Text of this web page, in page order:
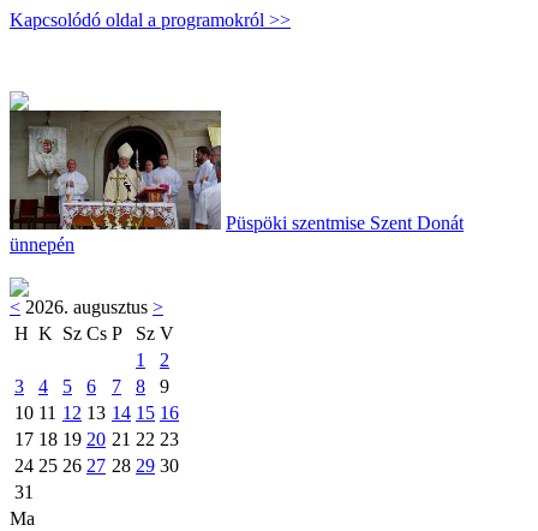
Kapcsolódó oldal a programokról >>
Püspöki szentmise Szent Donát
ünnepén
< 2026. augusztus >
H K Sz Cs P Sz V
1
2
3
4 5 6 7 8
9
10 11 12 13 14 15 16
17 18 19 20 21 22 23
24 25 26 27 28 29 30
31
Ma